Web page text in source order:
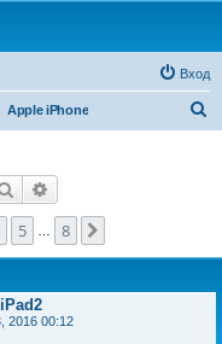
Вход
Apple iPhone
Поиск
5 8
2016 00:12